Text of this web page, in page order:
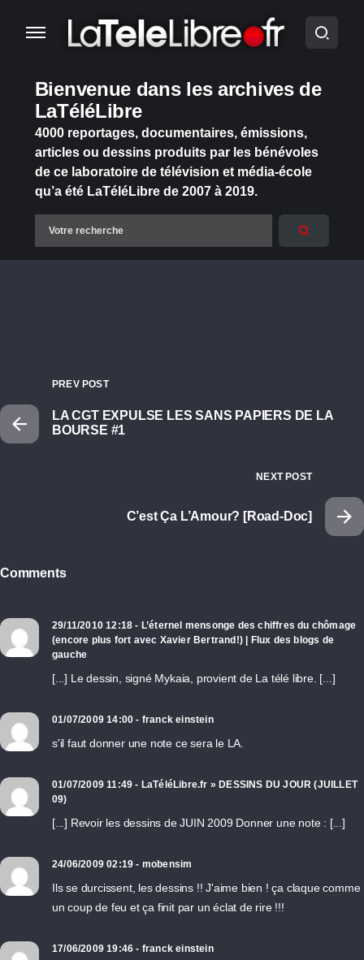
Bienvenue dans les archives de
LaTéléLibre
4000 reportages, documentaires, émissions,
articles ou dessins produits par les bénévoles
de ce laboratoire de télévision et média-école
qu’a été LaTéléLibre de 2007 à 2019.
PREV POST
LA CGT EXPULSE LES SANS PAPIERS DE LA
BOURSE #1
NEXT POST
C’est Ça L’Amour? [Road-Doc]
Comments
29/11/2010 12:18 - L’éternel mensonge des chiffres du chômage
(encore plus fort avec Xavier Bertrand!) | Flux des blogs de
gauche
[...] Le dessin, signé Mykaia, provient de La télé libre. [...]
01/07/2009 14:00 - franck einstein
s'il faut donner une note ce sera le LA.
01/07/2009 11:49 - LaTéléLibre.fr » DESSINS DU JOUR (JUILLET
09)
[...] Revoir les dessins de JUIN 2009 Donner une note : [...]
24/06/2009 02:19 - mobensim
Ils se durcissent, les dessins !! J'aime bien ! ça claque comme
un coup de feu et ça finit par un éclat de rire !!!
17/06/2009 19:46 - franck einstein